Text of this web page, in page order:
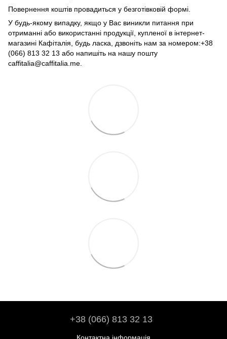
Повернення коштів провадиться у безготівковій формі.
У будь-якому випадку, якщо у Вас виникли питання при
отриманні або використанні продукції, купленої в інтернет-
магазині Кафіталія, будь ласка, дзвоніть нам за номером:+38
(066) 813 32 13 або напишіть на нашу пошту
caffitalia@caffitalia.me.
+38 (066) 813 32 13